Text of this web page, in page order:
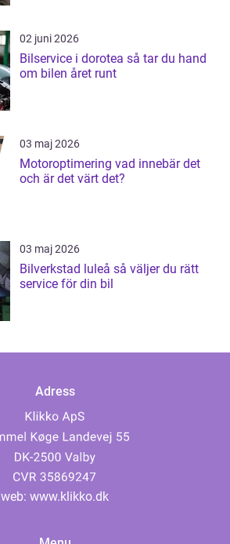
02 juni 2026
Bilservice i dorotea så tar du hand
om bilen året runt
03 maj 2026
Motoroptimering vad innebär det
och är det värt det?
03 maj 2026
Bilverkstad luleå så väljer du rätt
service för din bil
Adress
web: www.klikko.dk